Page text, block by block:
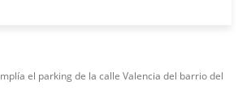
el parking de la calle Valencia del barrio del